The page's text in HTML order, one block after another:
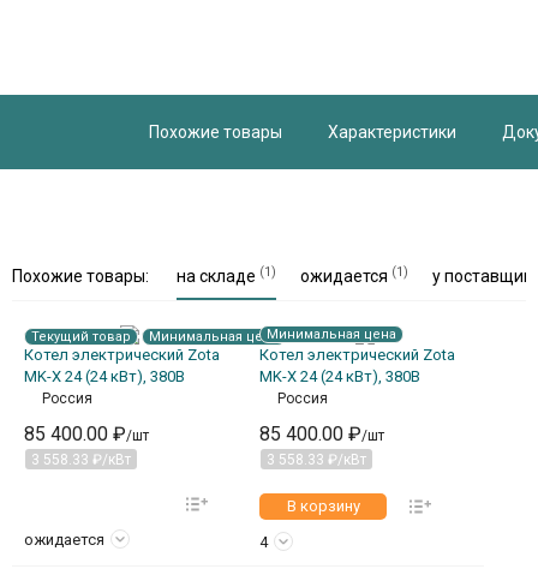
Похожие товары Характеристики
Похожие товары: на складе (1) ожидается (1) у
Текущий товар Минимальная цена
Котел электрический Zota
MK-X 24 (24 кВт), 380В
Минимальная цена
Котел электрический Zota
MK-X 24 (24 кВт), 380В
Россия
85 400.00 ₽/шт
3 558.33 ₽/кВт
Россия
85 400.00 ₽/шт
3 558.33 ₽/кВт
ожидается
В корзину
4